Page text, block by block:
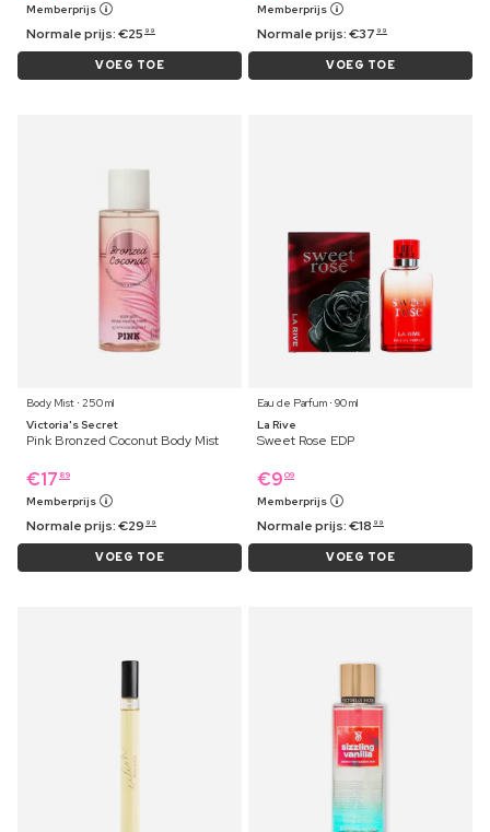
Memberprijs
Normale prijs:€25 99
VOEG TOE
Memberprijs
Normale prijs:€37 99
VOEG TOE
Body Mist ⋅ 250 ml
Victoria's Secret
Pink Bronzed Coconut Body Mist
€17 89
Memberprijs
Normale prijs:€29 99
VOEG TOE
Eau de Parfum ⋅ 90 ml
La Rive
Sweet Rose EDP
€9 09
Memberprijs
Normale prijs:€18 99
VOEG TOE